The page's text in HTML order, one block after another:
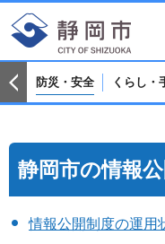
防災・安全 くらし・
静岡市の情報
情報公開制度の運用